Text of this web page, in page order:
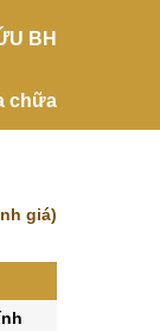
BH
chữa
giá)